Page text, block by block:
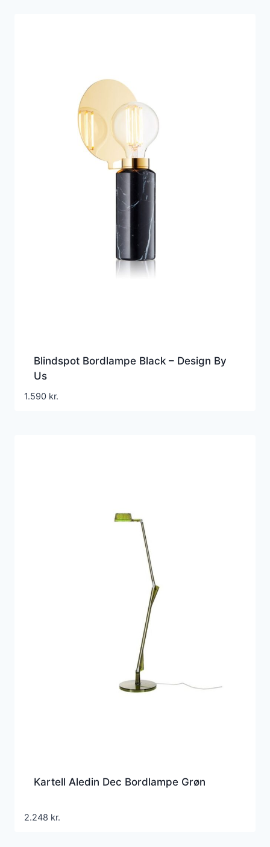
Blindspot Bordlampe Black – Design By
Us
1.590 kr.
Kartell Aledin Dec Bordlampe Grøn
2.248 kr.